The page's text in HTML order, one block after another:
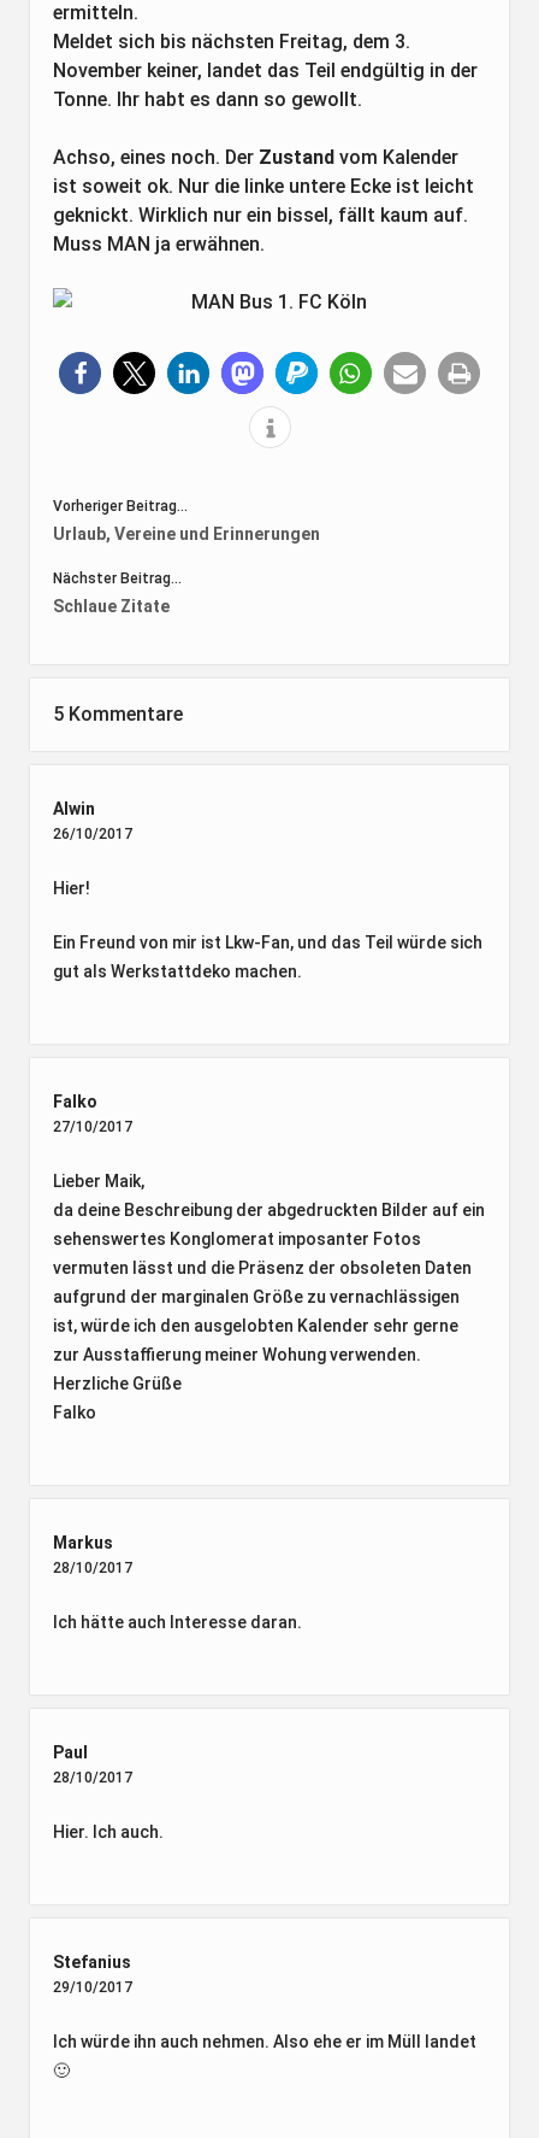
ermitteln.
Meldet sich bis nächsten Freitag, dem 3.
November keiner, landet das Teil endgültig in der
Tonne. Ihr habt es dann so gewollt.
Achso, eines noch. Der Zustandvom Kalender
ist soweit ok. Nur die linke untere Ecke ist leicht
geknickt. Wirklich nur ein bissel, fällt kaum auf.
Muss MAN ja erwähnen.
Vorheriger Beitrag...
Urlaub, Vereine und Erinnerungen
Nächster Beitrag...
Schlaue Zitate
5 Kommentare
Alwin
26/10/2017
Hier!
Ein Freund von mir ist Lkw-Fan, und das Teil würde sich
gut als Werkstattdeko machen.
Falko
27/10/2017
Lieber Maik,
da deine Beschreibung der abgedruckten Bilder auf ein
sehenswertes Konglomerat imposanter Fotos
vermuten lässt und die Präsenz der obsoleten Daten
aufgrund der marginalen Größe zu vernachlässigen
ist, würde ich den ausgelobten Kalender sehr gerne
zur Ausstaffierung meiner Wohung verwenden.
Herzliche Grüße
Falko
Markus
28/10/2017
Ich hätte auch Interesse daran.
Paul
28/10/2017
Hier. Ich auch.
Stefanius
29/10/2017
Ich würde ihn auch nehmen. Also ehe er im Müll landet
🙂